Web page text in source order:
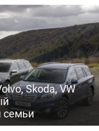
Skoda, VW
семьи